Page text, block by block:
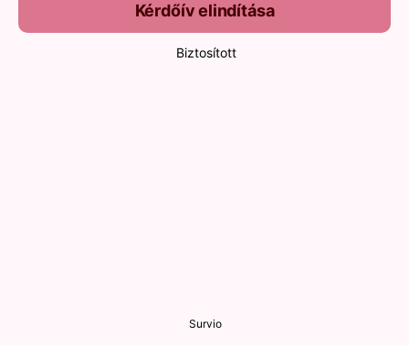
Kérdőív elindítása
Biztosított
Survio